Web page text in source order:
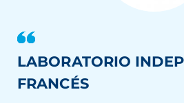
LABORATORIO
FRANCÉS